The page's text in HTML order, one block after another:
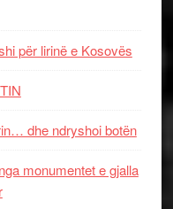
për lirinë e Kosovës
dhe ndryshoi botën
monumentet e gjalla